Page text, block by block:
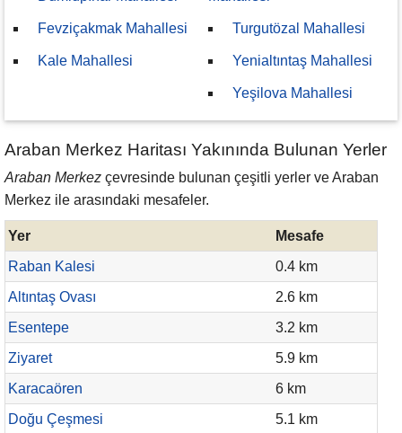
Fevziçakmak Mahallesi
Kale Mahallesi
Turgutözal Mahallesi
Yenialtıntaş Mahallesi
Yeşilova Mahallesi
Araban Merkez Haritası Yakınında Bulunan Yerler
Araban Merkez çevresinde bulunan çeşitli yerler ve Araban
Merkez ile arasındaki mesafeler.
Yer
Mesafe
Raban Kalesi
0.4 km
Altıntaş Ovası
2.6 km
Esentepe
3.2 km
Ziyaret
5.9 km
Karacaören
6 km
Doğu Çeşmesi
5.1 km